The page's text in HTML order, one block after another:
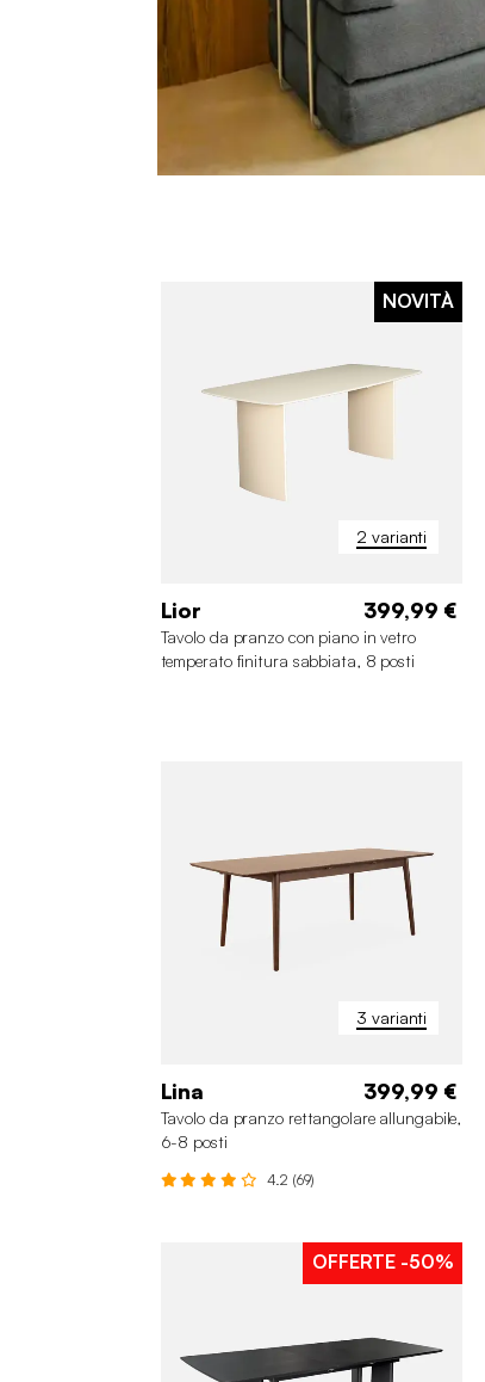
2 varianti
NOVITÀ
Lior 399,99 €
Tavolo da pranzo con piano in vetro
temperato finitura sabbiata, 8 posti
3 varianti
Lina 399,99 €
Tavolo da pranzo rettangolare allungabile,
6-8 posti
4.2 (69)
OFFERTE -50%